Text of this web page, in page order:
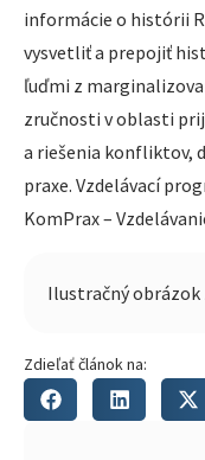
informácie o histórii
vysvetliť a prepojiť
ľuďmi z
zručnosti v oblasti
a riešenia konfliktov,
praxe. Vzdelávací
KomPrax –
Ilustračný obrázok
Zdieľať článok na: